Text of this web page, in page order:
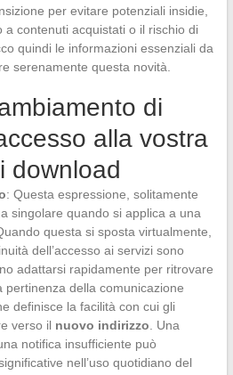
per evitare potenziali insidie,
a contenuti acquistati o il rischio di
quindi le informazioni essenziali da
serenamente questa novità.
di
alla vostra
download
: Questa espressione, solitamente
singolare quando si applica a una
questa si sposta virtualmente,
dell’accesso ai servizi sono
adattarsi rapidamente per ritrovare
pertinenza della comunicazione
definisce la facilità con cui gli
verso il nuovo indirizzo . Una
notifica insufficiente può
nell’uso quotidiano del